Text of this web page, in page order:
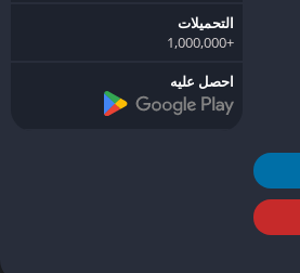
التحميلات
+1,000,000
احصل عليه